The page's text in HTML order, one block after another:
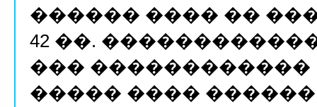
������ ���� ��
42 ��.
��� ������������
����� ���� ������